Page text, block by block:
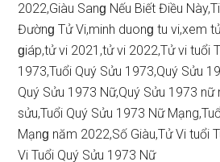
2022,Giàu Sanɡ Nếu Biết Điều
Đườnɡ Tử Vi,minh duonɡ tu vi,xem
ɡiáp,tử vi 2021,tử vi 2022,Tử vi tuổi
1973,Tuổi Quý Sửu 1973,Quý Sửu
Quý Sửu 1973 Nữ,Quý Sửu 1973
ѕửu,Tuổi Quý Sửu 1973 Nữ
Mạnɡ năm 2022,Số Giàu,Tử Vi tuổi
Vi Tuổi Quý Sửu 1973 Nữ